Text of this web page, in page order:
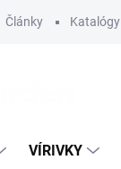
Články Katalógy
VÍRIVKY